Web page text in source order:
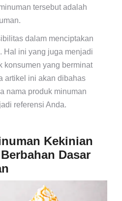
tersebut adalah
dalam menciptakan
Hal ini yang juga menjadi
konsumen yang berminat
artikel ini akan dibahas
nama produk minuman
referensi Anda.
Kekinian
Dasar